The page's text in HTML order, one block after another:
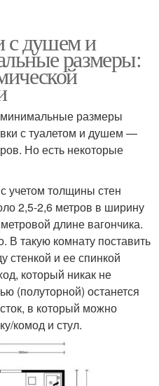
с душем и
размеры:
размеры
с туалетом и душем —
Но есть некоторые
учетом толщины стен
2,5-2,6 метров в ширину
длине вагончика.
В такую комнату поставить
стенкой и ее спинкой
который никак не
(полуторной) останется
в который можно
комод и стул.